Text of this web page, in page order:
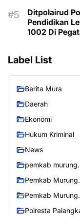
Ditpolairud
Pendidikan
1002 Di
Label List
Berita Mura
Daerah
Ekonomi
Hukum Kriminal
News
pemkab murung
Pemkab Murung
Pemkab Murung
Polresta